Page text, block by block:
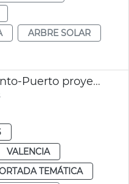
ARBRE SOLAR
Convenio Ayuntamiento-Puerto proyecto WEC
VALENCIA
TEMÁTICA